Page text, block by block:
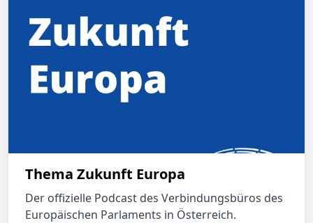
Thema Zukunft Europa
Der offizielle Podcast des Verbindungsbüros des
Europäischen Parlaments in Österreich.